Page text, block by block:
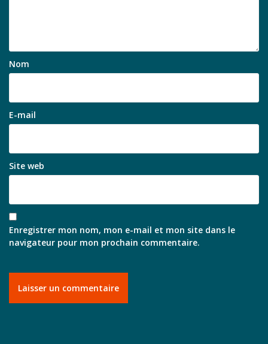
Nom
E-mail
Site web
Enregistrer mon nom, mon e-mail et mon site dans le
navigateur pour mon prochain commentaire.